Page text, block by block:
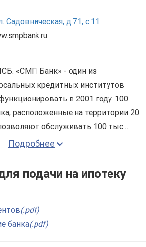
Садовническая, д.71, с.11
«СМП Банк» - один из
кредитных институтов
в 2001 году. 100
расположенные на территории 20
обслуживать 100 тыс.
компаний. Штаб предприятия
принцип работы «СМП Банка» -
могут воспользоваться
услуг:
Подробнее
подачи на ипотеку
(.pdf)
банка(.pdf)